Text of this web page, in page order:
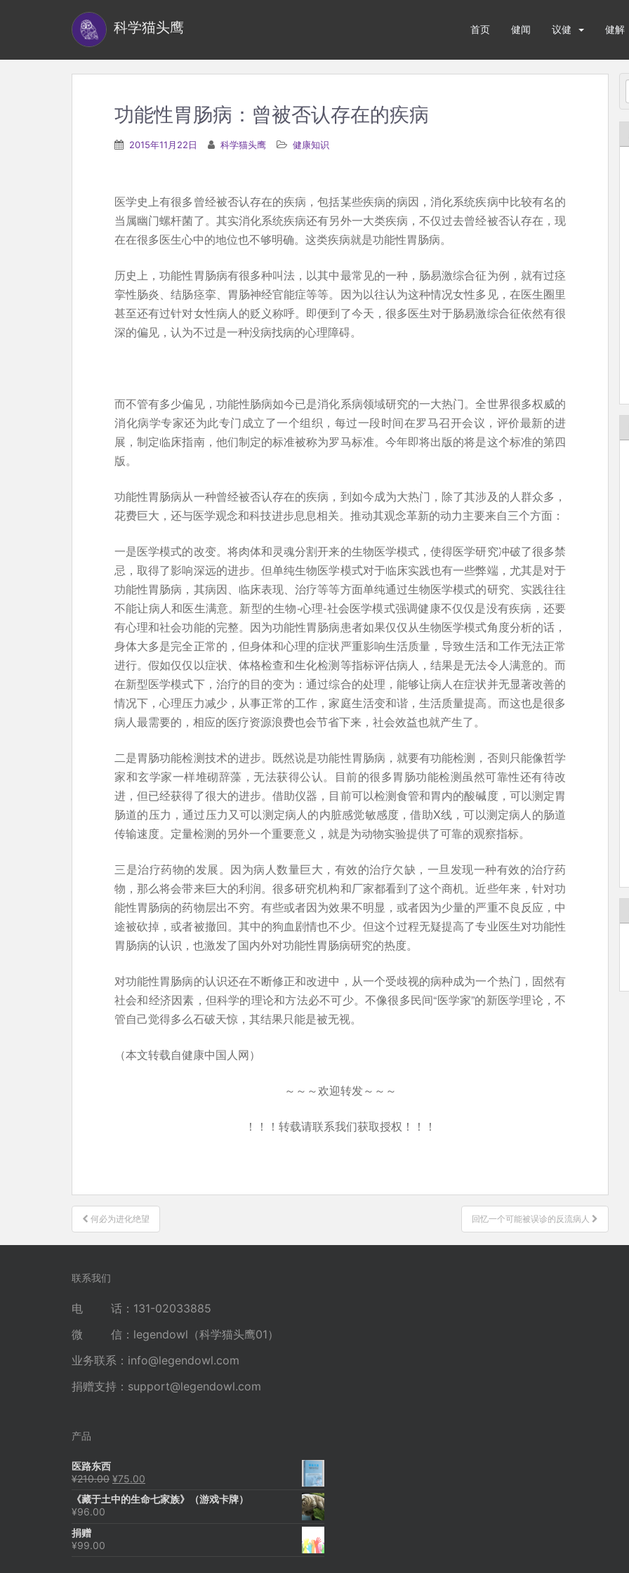
科学猫头鹰 首页 健闻 议健 健解
功能性胃肠病：曾被否认存在的疾病
2015年11月22日 科学猫头鹰 健康知识
医学史上有很多曾经被否认存在的疾病，包括某些疾病的病因，消化系统疾病中比较有名的
当属幽门螺杆菌了。其实消化系统疾病还有另外一大类疾病，不仅过去曾经被否认存在，现
在在很多医生心中的地位也不够明确。这类疾病就是功能性胃肠病。
历史上，功能性胃肠病有很多种叫法，以其中最常见的一种，肠易激综合征为例，就有过痉
挛性肠炎、结肠痉挛、胃肠神经官能症等等。因为以往认为这种情况女性多见，在医生圈里
甚至还有过针对女性病人的贬义称呼。即便到了今天，很多医生对于肠易激综合征依然有很
深的偏见，认为不过是一种没病找病的心理障碍。
而不管有多少偏见，功能性肠病如今已是消化系病领域研究的一大热门。全世界很多权威的
消化病学专家还为此专门成立了一个组织，每过一段时间在罗马召开会议，评价最新的进
展，制定临床指南，他们制定的标准被称为罗马标准。今年即将出版的将是这个标准的第四
版。
功能性胃肠病从一种曾经被否认存在的疾病，到如今成为大热门，除了其涉及的人群众多，
花费巨大，还与医学观念和科技进步息息相关。推动其观念革新的动力主要来自三个方面：
一是医学模式的改变。将肉体和灵魂分割开来的生物医学模式，使得医学研究冲破了很多禁
忌，取得了影响深远的进步。但单纯生物医学模式对于临床实践也有一些弊端，尤其是对于
功能性胃肠病，其病因、临床表现、治疗等等方面单纯通过生物医学模式的研究、实践往往
不能让病人和医生满意。新型的生物-心理-社会医学模式强调健康不仅仅是没有疾病，还要
有心理和社会功能的完整。因为功能性胃肠病患者如果仅仅从生物医学模式角度分析的话，
身体大多是完全正常的，但身体和心理的症状严重影响生活质量，导致生活和工作无法正常
进行。假如仅仅以症状、体格检查和生化检测等指标评估病人，结果是无法令人满意的。而
在新型医学模式下，治疗的目的变为：通过综合的处理，能够让病人在症状并无显著改善的
情况下，心理压力减少，从事正常的工作，家庭生活变和谐，生活质量提高。而这也是很多
病人最需要的，相应的医疗资源浪费也会节省下来，社会效益也就产生了。
二是胃肠功能检测技术的进步。既然说是功能性胃肠病，就要有功能检测，否则只能像哲学
家和玄学家一样堆砌辞藻，无法获得公认。目前的很多胃肠功能检测虽然可靠性还有待改
进，但已经获得了很大的进步。借助仪器，目前可以检测食管和胃内的酸碱度，可以测定胃
肠道的压力，通过压力又可以测定病人的内脏感觉敏感度，借助X线，可以测定病人的肠道
传输速度。定量检测的另外一个重要意义，就是为动物实验提供了可靠的观察指标。
三是治疗药物的发展。因为病人数量巨大，有效的治疗欠缺，一旦发现一种有效的治疗药
物，那么将会带来巨大的利润。很多研究机构和厂家都看到了这个商机。近些年来，针对功
能性胃肠病的药物层出不穷。有些或者因为效果不明显，或者因为少量的严重不良反应，中
途被砍掉，或者被撤回。其中的狗血剧情也不少。但这个过程无疑提高了专业医生对功能性
胃肠病的认识，也激发了国内外对功能性胃肠病研究的热度。
对功能性胃肠病的认识还在不断修正和改进中，从一个受歧视的病种成为一个热门，固然有
社会和经济因素，但科学的理论和方法必不可少。不像很多民间“医学家”的新医学理论，不
管自己觉得多么石破天惊，其结果只能是被无视。
（本文转载自健康中国人网）
～～～欢迎转发～～～
！！！转载请联系我们获取授权！！！
文
章
导
何必为进化绝望 回忆一个可能被误诊的反流病人
联系我们
电 话：131-02033885
微 信：legendowl（科学猫头鹰01）
业务联系： info@legendowl.com
捐赠支持： support@legendowl.com
产品
医路东西
¥210.00 原
为：
¥75.00
价
《藏于土中的生命七家族》（游戏卡牌）
¥96.00
捐赠
¥99.00